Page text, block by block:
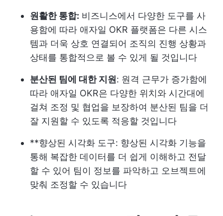
원활한 통합: 비즈니스에서 다양한 도구를 사
용함에 따라 애자일 OKR 플랫폼은 다른 시스
템과 더욱 상호 연결되어 조직의 진행 상황과
상태를 통합적으로 볼 수 있게 될 것입니다
분산된 팀에 대한 지원 : 원격 근무가 증가함에
따라 애자일 OKR은 다양한 위치와 시간대에
걸쳐 조정 및 협업을 보장하여 분산된 팀을 더
잘 지원할 수 있도록 적응할 것입니다
**향상된 시각화 도구: 향상된 시각화 기능을
통해 복잡한 데이터를 더 쉽게 이해하고 전달
할 수 있어 팀이 정보를 파악하고 오브젝트에
맞춰 조정할 수 있습니다